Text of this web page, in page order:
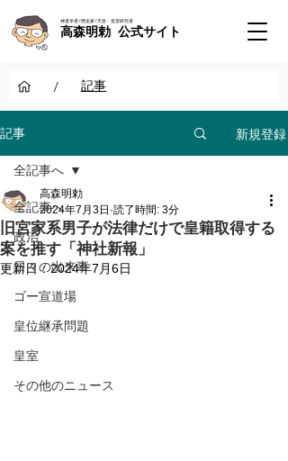
神道学者 / 歴史家 / 天皇・皇室研究者
高森明勅 公式サイト
/ 記事
記事 新規登録
全記事へ
政治
日々の出来事
ゴー宣道場
皇位継承問題
皇室
その他のニュース
全記事へ
旧宮家系男子が法律だけで皇籍取得する
案を推す「神社新報」
高森明勅
2024年7月3日 読了時間: 3分
更新日：2024年7月6日